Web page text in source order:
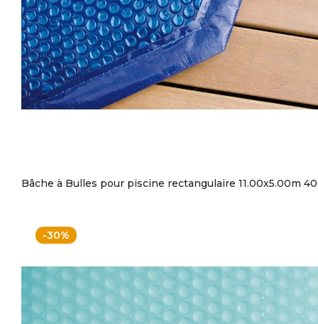
Bâche à Bulles pour piscine rectangulaire 11.00x5.00m
-30%